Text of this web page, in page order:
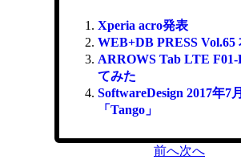
Xperia acro発表
WEB+DB PRESS Vol.65
ARROWS Tab LTE F01-
てみた
SoftwareDesign 2017年7
「Tango」
前へ次へ